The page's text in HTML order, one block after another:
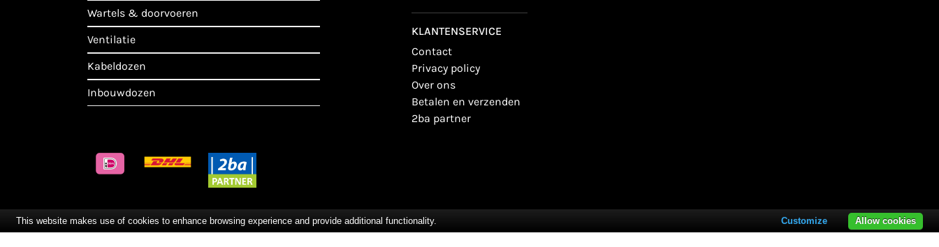
wartels & doorvoeren
ventilatie
kabeldozen
inbouwdozen
KLANTENSERVICE
contact
privacy policy
over ons
betalen en verzenden
2ba partner
This website makes use of cookies to enhance browsing experience and provide additional functionality. Allow cookies
Customize